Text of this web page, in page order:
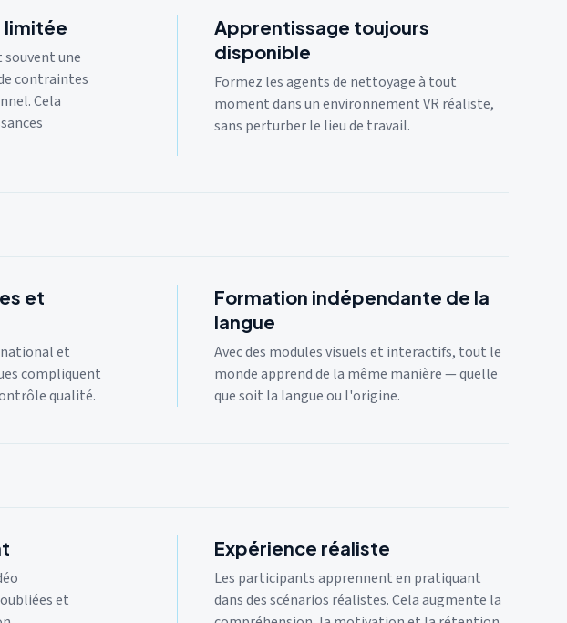
limitée
souvent une
contraintes
Cela
Apprentissage toujours
disponible
Formez les agents de nettoyage à tout
moment dans un environnement VR réaliste,
sans perturber le lieu de travail.
et
et
compliquent
qualité.
Formation indépendante de la
langue
Avec des modules visuels et interactifs, tout le
monde apprend de la même manière — quelle
que soit la langue ou l'origine.
et
Expérience réaliste
Les participants apprennent en pratiquant
dans des scénarios réalistes. Cela augmente la